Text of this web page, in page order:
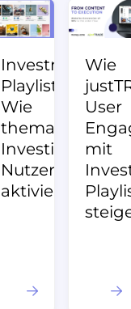
Investment
Playlists:
Wie
thematisches
Investieren
Nutzer:innen
aktiviert
Wie
User
mit